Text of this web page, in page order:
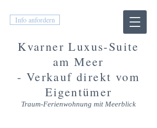
Kvarner Luxus-Suite
am Meer
- Verkauf direkt vom
Eigentümer
Traum-Ferienwohnung mit Meerblick
Info anfordern